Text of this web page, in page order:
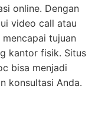
online. Dengan
video call atau
tujuan
kantor fisik. Situs
bisa menjadi
konsultasi Anda.